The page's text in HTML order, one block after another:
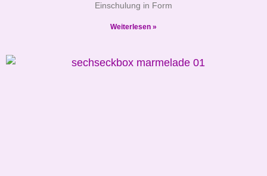
Einschulung in Form
Weiterlesen »